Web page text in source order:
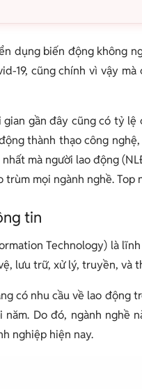
dụng biến động không
19, cũng chính vì vậy
gần đây cũng có tỷ lệ
thành thạo công
mà người lao động
mọi ngành nghề.
tin
Technology) là
lưu trữ, xử lý, truyền, và
có nhu cầu về lao động
năm. Do đó, ngành
nghiệp hiện nay.